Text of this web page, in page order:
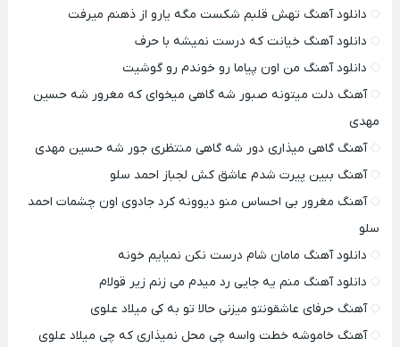
دانلود آهنگ تهش قلبم شکست مگه یارو از ذهنم میرفت
دانلود آهنگ خیانت که درست نمیشه با حرف
دانلود آهنگ من اون پیاما رو خوندم رو گوشیت
آهنگ دلت میتونه صبور شه گاهی میخوای که مغرور شه حسین
مهدی
آهنگ گاهی میذاری دور شه گاهی منتظری جور شه حسین مهدی
آهنگ ببین پیرت شدم عاشق کش لجباز احمد سلو
آهنگ مغرور بی احساس منو دیوونه کرد جادوی اون چشمات احمد
سلو
دانلود آهنگ مامان شام درست نکن نمیایم خونه
دانلود آهنگ منم یه جایی رد میدم می زنم زیر قولام
آهنگ حرفای عاشقونتو میزنی حالا تو به کی میلاد علوی
آهنگ خاموشه خطت واسه چی محل نمیذاری که چی میلاد علوی